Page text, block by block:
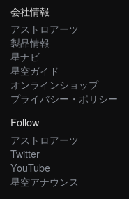
会社情報
アストロアーツ
製品情報
星ナビ
星空ガイド
オンラインショップ
プライバシー・ポリシー
Follow
アストロアーツ
Twitter
YouTube
星空アナウンス